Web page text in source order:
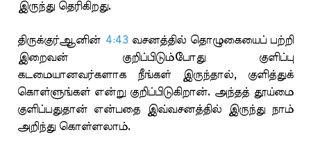
இருந்து தெரிகிறது.
திருக்குர்ஆனின் 4:43 வசனத்தில் தொழுகையைப் பற்றி
இறைவன் குறிப்பிடும்போது குளிப்பு
கடமையானவர்களாக நீங்கள் இருந்தால், குளித்துக்
கொள்ளுங்கள் என்று குறிப்பிடுகிறான். அந்தத் தூய்மை
குளிப்பதுதான் என்பதை இவ்வசனத்தில் இருந்து நாம்
அறிந்து கொள்ளலாம்.